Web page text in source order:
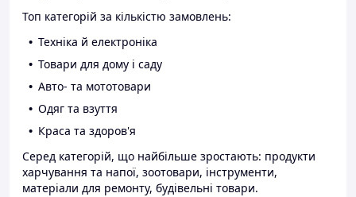
Топ категорій за кількістю замовлень:
Техніка й електроніка
Товари для дому і саду
Авто- та мототовари
Одяг та взуття
Краса та здоров'я
Серед категорій, що найбільше зростають: продукти
харчування та напої, зоотовари, інструменти,
матеріали для ремонту, будівельні товари.